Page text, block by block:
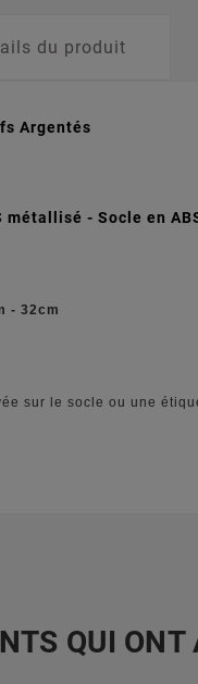
du produit
Argentés
métallisé - Socle en
- 32cm
sur le socle ou une
QUI